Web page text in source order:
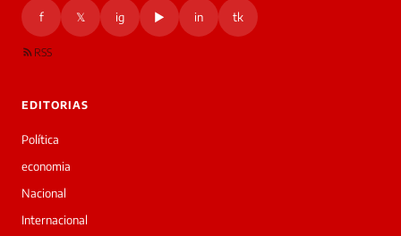
Oi!
Boa
tarde!
a
f 𝕏 ig ▶ in tk
RSS
EDITORIAS
Política
economia
Nacional
Internacional